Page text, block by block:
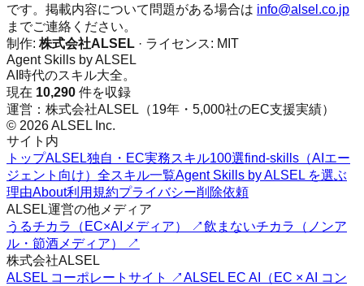
です。掲載内容について問題がある場合は info@alsel.co.jp
までご連絡ください。
制作: 株式会社ALSEL · ライセンス: MIT
Agent Skills by ALSEL
AI時代のスキル大全。
現在 10,290 件を収録
運営：株式会社ALSEL（19年・5,000社のEC支援実績）
© 2026 ALSEL Inc.
サイト内
トップALSEL独自・EC実務スキル100選find-skills（AIエー
ジェント向け） 全スキル一覧Agent Skills by ALSEL を選ぶ
理由About利用規約プライバシー削除依頼
ALSEL運営の他メディア
うるチカラ（EC×AIメディア） ↗飲まないチカラ（ノンア
ル・節酒メディア） ↗
株式会社ALSEL
ALSEL コーポレートサイト ↗ALSEL EC AI（EC × AI コン